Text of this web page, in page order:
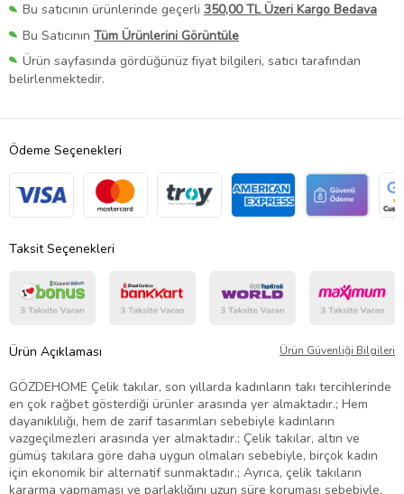
Bu satıcının ürünlerinde geçerli 350,00 TL Üzeri Kargo Bedava
Bu Satıcının Tüm Ürünlerini Görüntüle
Ürün sayfasında gördüğünüz fiyat bilgileri, satıcı tarafından
belirlenmektedir.
Ödeme Seçenekleri
Taksit Seçenekleri
Ürün Açıklaması Ürün Güvenliği Bilgileri
GÖZDEHOME Çelik takılar, son yıllarda kadınların takı tercihlerinde
en çok rağbet gösterdiği ürünler arasında yer almaktadır.; Hem
dayanıklılığı, hem de zarif tasarımları sebebiyle kadınların
vazgeçilmezleri arasında yer almaktadır.; Çelik takılar, altın ve
gümüş takılara göre daha uygun olmaları sebebiyle, birçok kadın
için ekonomik bir alternatif sunmaktadır.; Ayrıca, çelik takıların
kararma yapmaması ve parlaklığını uzun süre koruması sebebiyle,